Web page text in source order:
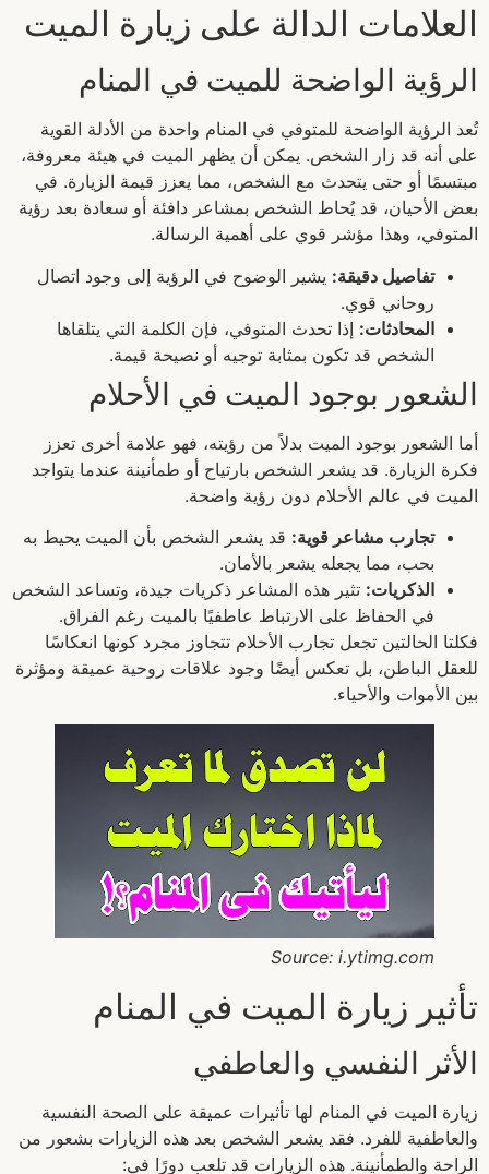
العلامات الدالة على زيارة الميت
الرؤية الواضحة للميت في المنام
تُعد الرؤية الواضحة للمتوفي في المنام واحدة من الأدلة القوية
على أنه قد زار الشخص. يمكن أن يظهر الميت في هيئة معروفة،
مبتسمًا أو حتى يتحدث مع الشخص، مما يعزز قيمة الزيارة. في
بعض الأحيان، قد يُحاط الشخص بمشاعر دافئة أو سعادة بعد رؤية
المتوفي، وهذا مؤشر قوي على أهمية الرسالة.
تفاصيل دقيقة: يشير الوضوح في الرؤية إلى وجود اتصال
روحاني قوي.
المحادثات: إذا تحدث المتوفي، فإن الكلمة التي يتلقاها
الشخص قد تكون بمثابة توجيه أو نصيحة قيمة.
الشعور بوجود الميت في الأحلام
أما الشعور بوجود الميت بدلاً من رؤيته، فهو علامة أخرى تعزز
فكرة الزيارة. قد يشعر الشخص بارتياح أو طمأنينة عندما يتواجد
الميت في عالم الأحلام دون رؤية واضحة.
تجارب مشاعر قوية: قد يشعر الشخص بأن الميت يحيط به
بحب، مما يجعله يشعر بالأمان.
الذكريات: تثير هذه المشاعر ذكريات جيدة، وتساعد الشخص
في الحفاظ على الارتباط عاطفيًا بالميت رغم الفراق.
فكلتا الحالتين تجعل تجارب الأحلام تتجاوز مجرد كونها انعكاسًا
للعقل الباطن، بل تعكس أيضًا وجود علاقات روحية عميقة ومؤثرة
بين الأموات والأحياء.
Source: i.ytimg.com
تأثير زيارة الميت في المنام
الأثر النفسي والعاطفي
زيارة الميت في المنام لها تأثيرات عميقة على الصحة النفسية
والعاطفية للفرد. فقد يشعر الشخص بعد هذه الزيارات بشعور من
الراحة والطمأنينة. هذه الزيارات قد تلعب دورًا في: